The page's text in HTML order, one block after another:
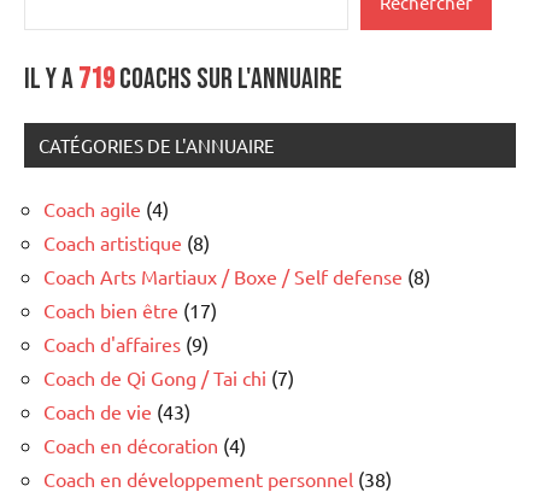
Il y a719coachs sur l'annuaire
CATÉGORIES DE L'ANNUAIRE
Coach agile (4)
Coach artistique (8)
Coach Arts Martiaux / Boxe / Self defense (8)
Coach bien être (17)
Coach d'affaires (9)
Coach de Qi Gong / Tai chi (7)
Coach de vie (43)
Coach en décoration (4)
Coach en développement personnel (38)